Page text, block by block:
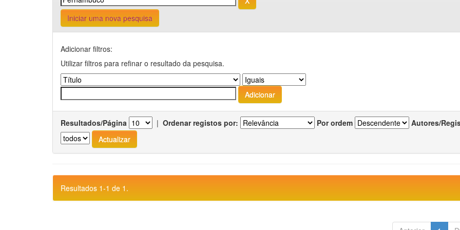
Iniciar uma nova pesquisa
Adicionar filtros:
Utilizar filtros para refinar o resultado da pesquisa.
Resultados/Página | Ordenar registos por: Por ordem Autores/
Resultados 1-1 de 1.